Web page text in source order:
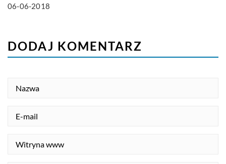
06-06-2018
DODAJ KOMENTARZ